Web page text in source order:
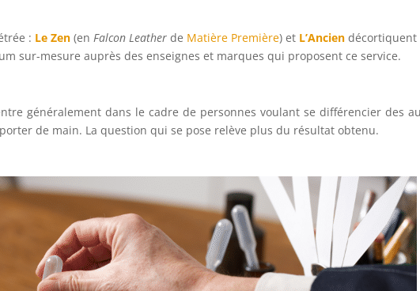
: Le Zen (enFalcon Leather de Matière Première) et L’Ancien décortiquent
sur-mesure auprès des enseignes et marques qui proposent ce service.
généralement dans le cadre de personnes voulant se différencier des
de main. La question qui se pose relève plus du résultat obtenu.